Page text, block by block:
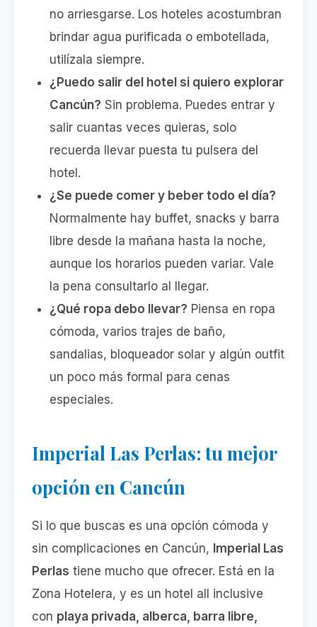
no arriesgarse. Los hoteles acostumbran
brindar agua purificada o embotellada,
utilízala siempre.
¿Puedo salir del hotel si quiero explorar
Cancún? Sin problema. Puedes entrar y
salir cuantas veces quieras, solo
recuerda llevar puesta tu pulsera del
hotel.
¿Se puede comer y beber todo el día?
Normalmente hay buffet, snacks y barra
libre desde la mañana hasta la noche,
aunque los horarios pueden variar. Vale
la pena consultarlo al llegar.
¿Qué ropa debo llevar? Piensa en ropa
cómoda, varios trajes de baño,
sandalias, bloqueador solar y algún outfit
un poco más formal para cenas
especiales.
Imperial Las Perlas: tu mejor
opción en Cancún
Si lo que buscas es una opción cómoda y
sin complicaciones en Cancún, Imperial Las
Perlas tiene mucho que ofrecer. Está en la
Zona Hotelera, y es un hotel all inclusive
con playa privada, alberca, barra libre,